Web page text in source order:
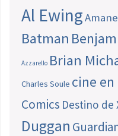
Al Ewing
Batman
Azzarello Brian
Charles Soule cine en
Comics Destino de
Duggan